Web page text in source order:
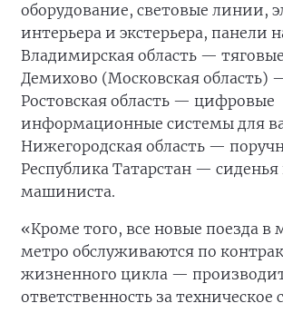
оборудование, световые линии,
интерьера и экстерьера, панели
Владимирская область —
Демихово (Московская область)
Ростовская область — цифровые
информационные системы для
Нижегородская область —
Республика Татарстан — сиденья
машиниста.
«Кроме того, все новые поезда в
метро обслуживаются по
жизненного цикла —
ответственность за техническое